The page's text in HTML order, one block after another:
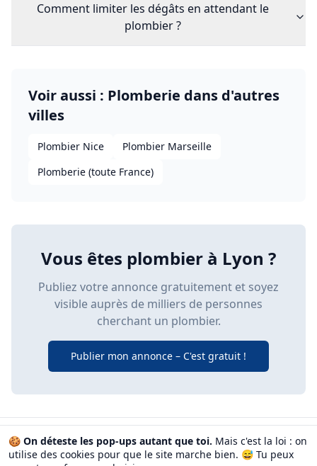
🍪 On déteste les pop-ups autant que toi. Mais c'est la loi : on
utilise des cookies pour que le site marche bien. 😅 Tu peux
Comment limiter les dégâts en attendant le
plombier ?
Voir aussi : Plomberie dans d'autres
villes
Plombier Nice
Plombier Marseille
Plomberie (toute France)
Vous êtes plombier à Lyon ?
Publiez votre annonce gratuitement et soyez
visible auprès de milliers de personnes
cherchant un plombier.
Publier mon annonce – C'est gratuit !
FAQ•Blog •Comment ça marche•CGU•Confidentialité•
Mentions légales• Gérer mes cookies